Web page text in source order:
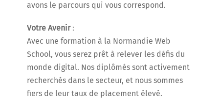
avons le parcours qui vous correspond.
Votre Avenir:
Avec une formation à la Normandie Web
School, vous serez prêt à relever les défis du
monde digital. Nos diplômés sont activement
recherchés dans le secteur, et nous sommes
fiers de leur taux de placement élevé.